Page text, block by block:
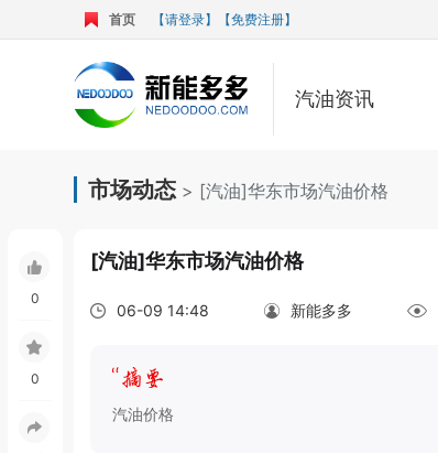
首页 【请登录】 【免费注册】
汽油资讯
市场动态 > [汽油]华东市场汽油价格
[汽油]华东市场汽油价格
06-09 14:48 新能多多
汽油价格
0
0